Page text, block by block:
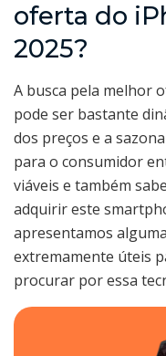
oferta do
2025?
A busca pela melhor
pode ser bastante
dos preços e a
para o consumidor
viáveis e também
adquirir este
apresentamos
extremamente úteis
procurar por essa